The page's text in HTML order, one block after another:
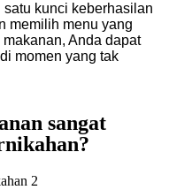
kunci keberhasilan
memilih menu yang
Anda dapat
momen yang tak
sangat